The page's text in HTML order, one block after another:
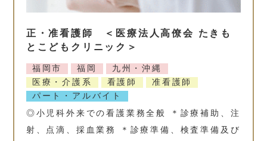
正・准看護師 ＜医療法人高僚会 たきも
とこどもクリニック＞
福岡市 福岡
九州・沖縄
医療・介護系
看護師
准看護師
パート・アルバイト
◎小児科外来での看護業務全般 ＊診療補助、注
射、点滴、採血業務 ＊診療準備、検査準備及び